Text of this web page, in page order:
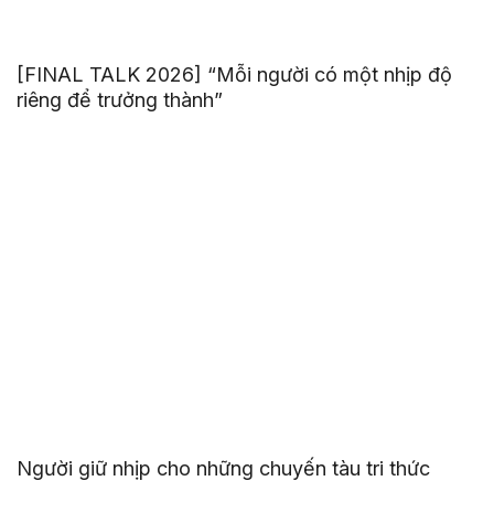
[FINAL TALK 2026] “Mỗi người có một nhịp độ
riêng để trưởng thành”
Người giữ nhịp cho những chuyến tàu tri thức